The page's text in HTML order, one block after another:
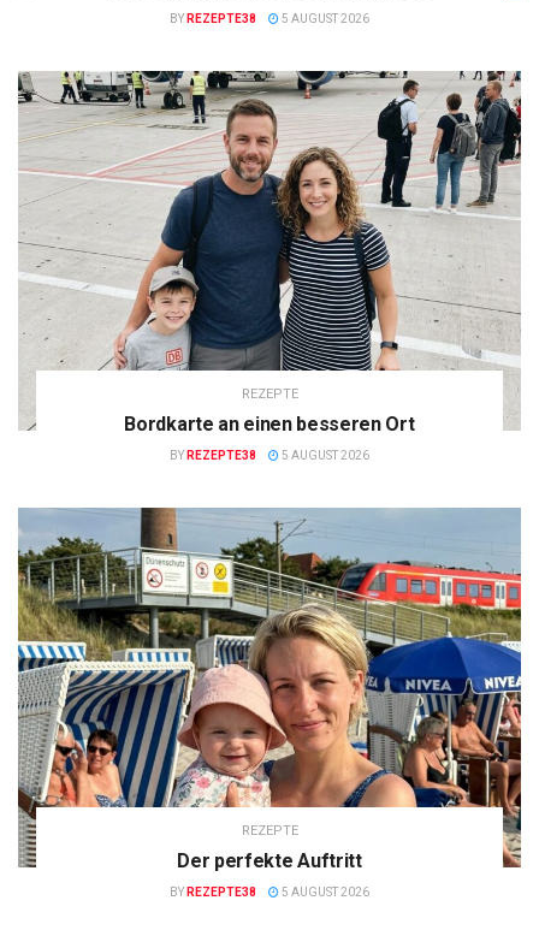
BY REZEPTE38 5 AUGUST 2026
REZEPTE
Bordkarte an einen besseren Ort
BY REZEPTE38 5 AUGUST 2026
REZEPTE
Der perfekte Auftritt
BY REZEPTE38 5 AUGUST 2026